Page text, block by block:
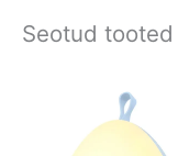
Seotud tooted